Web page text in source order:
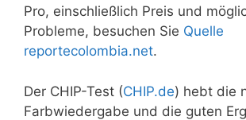
Pro, einschließlich Preis und
Probleme, besuchen Sie Quelle
reportecolombia.net.
Der CHIP-Test (CHIP.de) hebt die
Farbwiedergabe und die guten